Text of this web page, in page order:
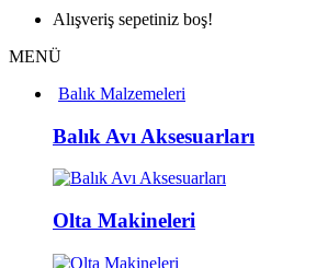
Alışveriş sepetiniz boş!
MENÜ
Balık Malzemeleri
Balık Avı Aksesuarları
Olta Makineleri